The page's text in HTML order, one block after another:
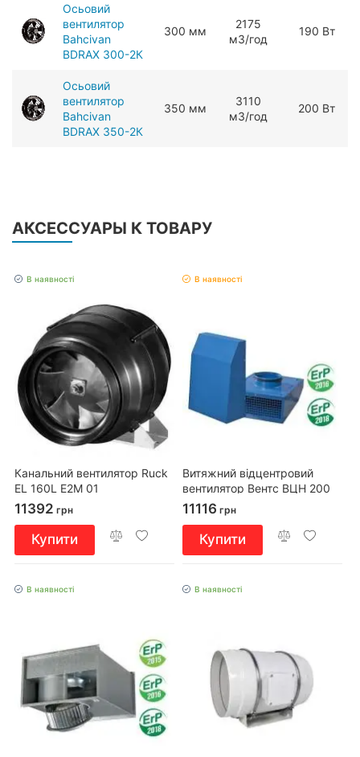
Осьовий
вентилятор
Bahcivan
BDRAX 300-2К
300 мм
2175
мЗ/год
190 Вт
Осьовий
вентилятор
Bahcivan
BDRAX 350-2К
350 мм
3110
мЗ/год
200 Вт
АКСЕССУАРЫ К ТОВАРУ
В наявності
Канальний вентилятор Ruck
EL 160L E2M 01
11392 грн
Купити
В наявності
Витяжний відцентровий
вентилятор Вентс ВЦН 200
11116 грн
Купити
В наявності В наявності